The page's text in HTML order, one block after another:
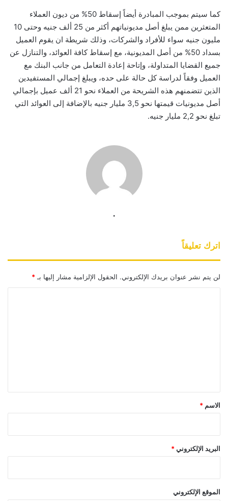
كما سيتم بموجب المبادرة أيضاً إسقاط 50% من ديون العملاء
المتعثرين ممن يبلغ أصل مديونياتهم أكثر من 25 ألف جنيه وحتى 10
مليون جنيه سواء للأفراد والشركات، وذلك شريطة ان يقوم العميل
بسداد 50% من أصل المديونية، مع إسقاط كافة العوائد، والتنازل عن
جميع القضايا المتداولة، وإتاحة إعادة التعامل من جانب البنك مع
العميل وفقاً لدراسة كل حالة على حده، ويبلغ إجمالي المستفيدين
الذين تتضمنهم هذه الشريحة من العملاء نحو 21 ألف عميل بإجمالي
أصل مديونيات قيمتها نحو 3,5 مليار جنيه بالإضافة إلى العوائد التي
تبلغ نحو 2,2 مليار جنيه.
.
اترك تعليقاً
لن يتم نشر عنوان بريدك الإلكتروني. الحقول الإلزامية مشار إليها بـ *
*
الاسم *
البريد الإلكتروني *
الموقع الإلكتروني